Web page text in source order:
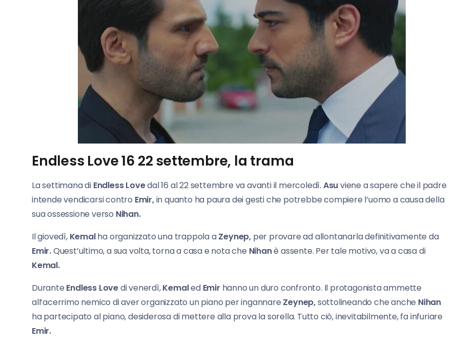
Endless Love 16 22 settembre, la trama
La settimana di Endless Lovedal 16 al 22 settembre va avanti il mercoledì. Asuviene a sapere che il padre
intende vendicarsi contro Emir,in quanto ha paura dei gesti che potrebbe compiere l’uomo a causa della
sua ossessione verso Nihan.
Il giovedì, Kemalha organizzato una trappola aZeynep, per provare ad allontanarla definitivamente da
Emir.Quest’ultimo, a sua volta, torna a casa e nota che Nihanè assente. Per tale motivo, va a casa di
Kemal.
Durante Endless Lovedi venerdì,Kemaled Emir hanno un duro confronto. Il protagonista ammette
all’acerrimo nemico di aver organizzato un piano per ingannare Zeynep,sottolineando che anche Nihan
ha partecipato al piano, desiderosa di mettere alla prova la sorella. Tutto ciò, inevitabilmente, fa infuriare
Emir.